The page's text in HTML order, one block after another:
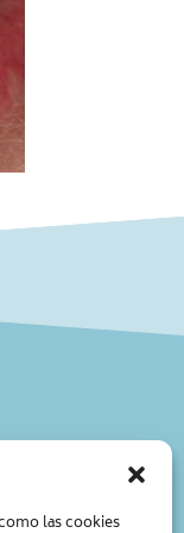
las cookies